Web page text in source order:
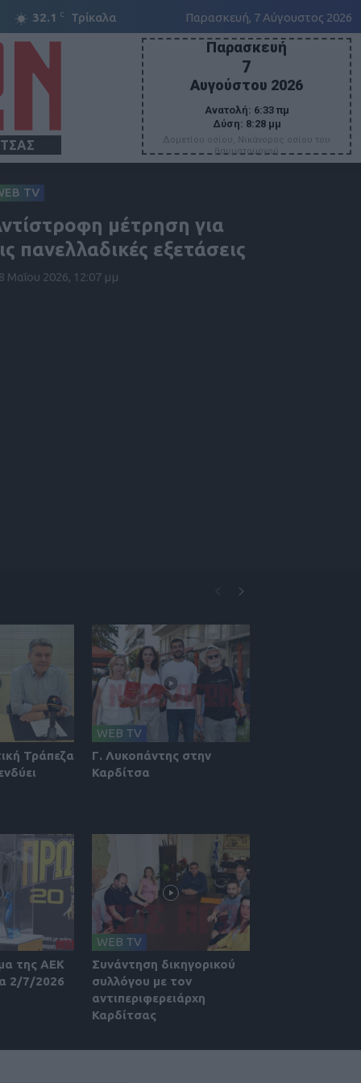
32.1 C Τρίκαλα Παρασκευή, 7 Αύγουστος 2026
Παρασκευή
7
Αυγούστου 2026
Ανατολή: 6:33 πμ
Δύση: 8:28 μμ
Δομετίου οσίου, Νικάνορος οσίου του
θαυματουργού
TV
μέτρηση για
πανελλαδικές εξετάσεις
Μαΐου 2026, 12:07 μμ
Τράπεζα
WEB TV
Γ. Λυκοπάντης στην
Καρδίτσα
της ΑΕΚ
2/7/2026
WEB TV
Συνάντηση δικηγορικού
συλλόγου με τον
αντιπεριφερειάρχη
Καρδίτσας